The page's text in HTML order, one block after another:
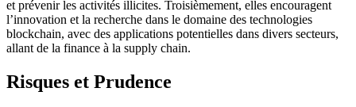
et prévenir les activités illicites. Troisièmement, elles encouragent
l’innovation et la recherche dans le domaine des technologies
blockchain, avec des applications potentielles dans divers secteurs,
allant de la finance à la supply chain.
Risques et Prudence